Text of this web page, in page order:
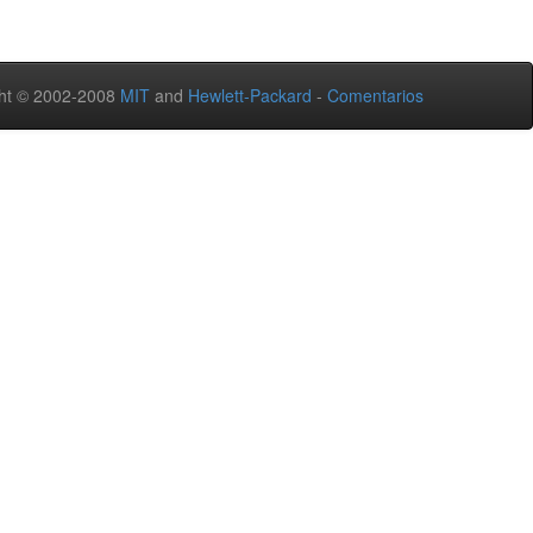
© 2002-2008 MIT and Hewlett-Packard - Comentarios